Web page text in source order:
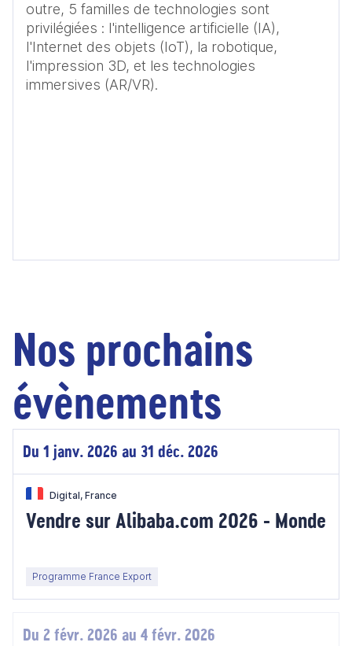
outre, 5 familles de technologies sont
privilégiées : l'intelligence artificielle (IA),
l'Internet des objets (IoT), la robotique,
l'impression 3D, et les technologies
immersives (AR/VR).
Nos prochains
évènements
Du 1 janv. 2026 au 31 déc. 2026
Digital, France
Vendre sur Alibaba.com 2026 - Monde
Programme France Export
Du 2 févr. 2026 au 4 févr. 2026